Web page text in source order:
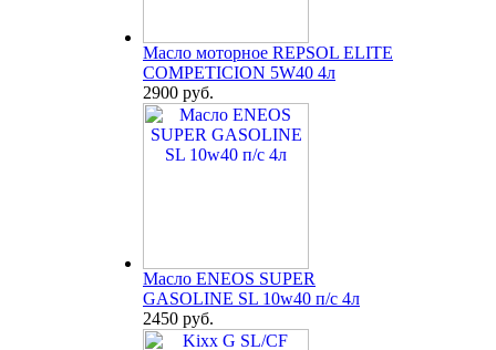
Масло моторное REPSOL ELITE
COMPETICION 5W40 4л
2900 руб.
Масло ENEOS SUPER
GASOLINE SL 10w40 п/с 4л
2450 руб.